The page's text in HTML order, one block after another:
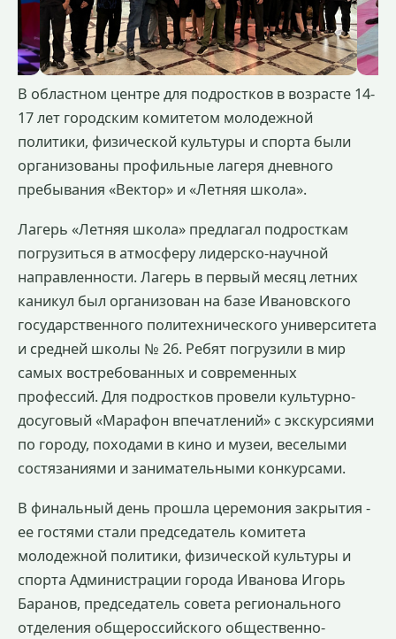
В областном центре для подростков в возрасте 14-
17 лет городским комитетом молодежной
политики, физической культуры и спорта были
организованы профильные лагеря дневного
пребывания «Вектор» и «Летняя школа».
Лагерь «Летняя школа» предлагал подросткам
погрузиться в атмосферу лидерско-научной
направленности. Лагерь в первый месяц летних
каникул был организован на базе Ивановского
государственного политехнического университета
и средней школы № 26. Ребят погрузили в мир
самых востребованных и современных
профессий. Для подростков провели культурно-
досуговый «Марафон впечатлений» с экскурсиями
по городу, походами в кино и музеи, веселыми
состязаниями и занимательными конкурсами.
В финальный день прошла церемония закрытия -
ее гостями стали председатель комитета
молодежной политики, физической культуры и
спорта Администрации города Иванова Игорь
Баранов, председатель совета регионального
отделения общероссийского общественно-